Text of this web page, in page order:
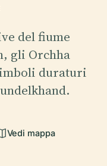
del fiume
gli Orchha
duraturi
Vedi mappa